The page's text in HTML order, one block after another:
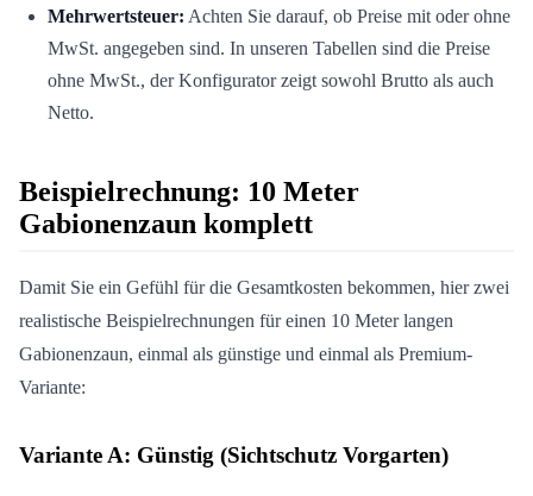
Mehrwertsteuer: Achten Sie darauf, ob Preise mit oder ohne
MwSt. angegeben sind. In unseren Tabellen sind die Preise
ohne MwSt., der Konfigurator zeigt sowohl Brutto als auch
Netto.
Beispielrechnung: 10 Meter
Gabionenzaun komplett
Damit Sie ein Gefühl für die Gesamtkosten bekommen, hier zwei
realistische Beispielrechnungen für einen 10 Meter langen
Gabionenzaun, einmal als günstige und einmal als Premium-
Variante:
Variante A: Günstig (Sichtschutz Vorgarten)